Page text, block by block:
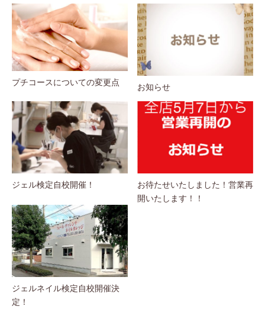
プチコースについての変更点 お知らせ
ジェル検定自校開催！
お待たせいたしました！営業再
開いたします！！
ジェルネイル検定自校開催決
定！